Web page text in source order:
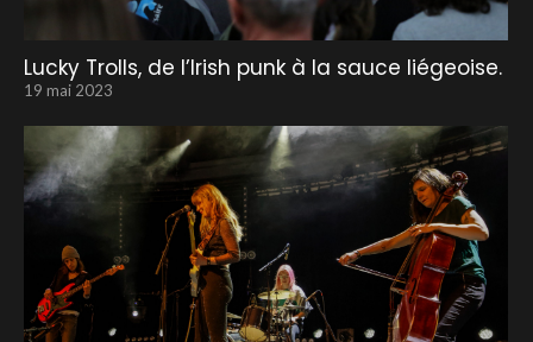
Lucky Trolls, de l’Irish punk à la sauce liégeoise.
19 mai 2023